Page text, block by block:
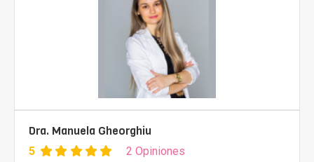
Dra. Manuela Gheorghiu
5 2 Opiniones